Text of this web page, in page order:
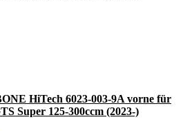
HiTech 6023-003-9A vorne für
Super 125-300ccm (2023-)